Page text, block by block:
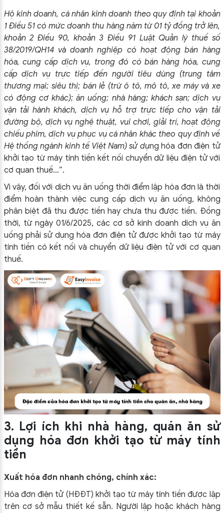
Hộ kinh doanh, cá nhân kinh doanh theo quy định tại khoản
1 Điều 51 có mức doanh thu hàng năm từ 01 tỷ đồng trở lên,
khoản 2 Điều 90, khoản 3 Điều 91 Luật Quản lý thuế số
38/2019/QH14 và doanh nghiệp có hoạt động bán hàng
hóa, cung cấp dịch vụ, trong đó có bán hàng hóa, cung
cấp dịch vụ trực tiếp đến người tiêu dùng (trung tâm
thương mại; siêu thị; bán lẻ (trừ ô tô, mô tô, xe máy và xe
có động cơ khác); ăn uống; nhà hàng; khách sạn; dịch vụ
vận tải hành khách, dịch vụ hỗ trợ trực tiếp cho vận tải
đường bộ, dịch vụ nghệ thuật, vui chơi, giải trí, hoạt động
chiếu phim, dịch vụ phục vụ cá nhân khác theo quy định về
Hệ thống ngành kinh tế Việt Nam) sử dụng hóa đơn điện tử
khởi tạo từ máy tính tiền kết nối chuyển dữ liệu điện tử với
cơ quan thuế…”.
Vì vậy, đối với dịch vụ ăn uống thời điểm lập hóa đơn là thời
điểm hoàn thành việc cung cấp dịch vụ ăn uống, không
phân biệt đã thu được tiền hay chưa thu được tiền. Đồng
thời, từ ngày 01/6/2025, các cơ sở kinh doanh dịch vụ ăn
uống phải sử dụng hóa đơn điện tử được khởi tạo từ máy
tính tiền có kết nối và chuyển dữ liệu điện tử với cơ quan
thuế.
3. Lợi ích khi nhà hàng, quán ăn sử
dụng hóa đơn khởi tạo từ máy tính
tiền
Xuất hóa đơn nhanh chóng, chính xác:
Hóa đơn điện tử (HĐĐT) khởi tạo từ máy tính tiền được lập
trên cơ sở mẫu thiết kế sẵn. Người lập hoặc khách hàng